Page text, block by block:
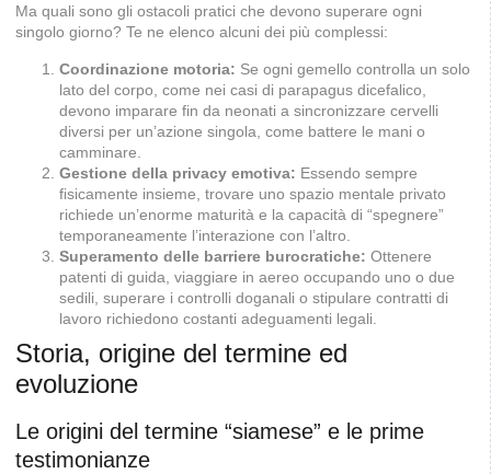
Ma quali sono gli ostacoli pratici che devono superare ogni
singolo giorno? Te ne elenco alcuni dei più complessi:
Coordinazione motoria: Se ogni gemello controlla un solo
lato del corpo, come nei casi di parapagus dicefalico,
devono imparare fin da neonati a sincronizzare cervelli
diversi per un’azione singola, come battere le mani o
camminare.
Gestione della privacy emotiva: Essendo sempre
fisicamente insieme, trovare uno spazio mentale privato
richiede un’enorme maturità e la capacità di “spegnere”
temporaneamente l’interazione con l’altro.
Superamento delle barriere burocratiche: Ottenere
patenti di guida, viaggiare in aereo occupando uno o due
sedili, superare i controlli doganali o stipulare contratti di
lavoro richiedono costanti adeguamenti legali.
Storia, origine del termine ed
evoluzione
Le origini del termine “siamese” e le prime
testimonianze